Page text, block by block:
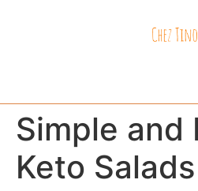
Simple and
Keto Salads